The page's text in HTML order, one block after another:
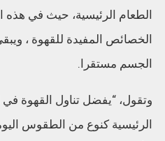
الطعام الرئيسية، حيث في هذه
الخصائص المفيدة للقهوة ،
الجسم مستقرا.
وتقول، “يفضل تناول القهوة في
الرئيسية كنوع من الطقوس